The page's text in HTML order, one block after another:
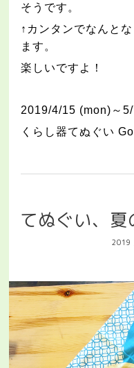
そうです。
↑ カンタンでなんと
ます。
楽しいですよ！
2019/4/15 (mon)～
くらし器てぬぐい
てぬぐい、夏
2019